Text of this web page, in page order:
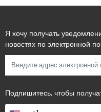
Я хочу получать
новостях по электронной
Подпишитесь, чтобы